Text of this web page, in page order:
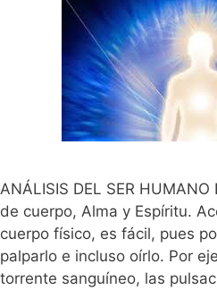
ANÁLISIS DEL SER
de cuerpo, Alma y Espíritu.
cuerpo físico, es fácil, pues
palparlo e incluso oírlo. Por
torrente sanguíneo, las